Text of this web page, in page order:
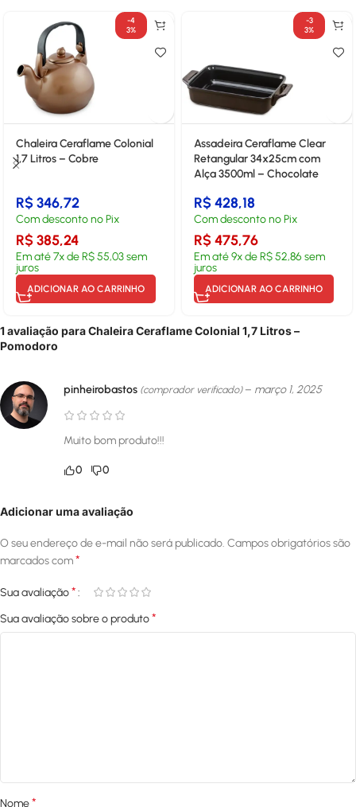
-4
3%
Chaleira Ceraflame Colonial
1,7 Litros – Cobre
R$346,72
Com desconto no Pix
R$385,24
Em até7x deR$55,03sem
juros
ADICIONAR AO CARRINHO
-3
3%
Assadeira Ceraflame Clear
Retangular 34x25cm com
Alça 3500ml – Chocolate
R$428,18
Com desconto no Pix
R$475,76
Em até9x deR$52,86 sem
juros
ADICIONAR AO CARRINHO
1 avaliação paraChaleira Ceraflame Colonial 1,7 Litros –
Pomodoro
pinheirobastos (comprador verificado) – março 1, 2025
Muito bom produto!!!
0 0
Adicionar uma avaliação
O seu endereço de e-mail não será publicado. Campos obrigatórios são
marcados com*
Sua avaliação*
Sua avaliação sobre o produto*
Nome*